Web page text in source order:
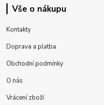
Vše o nákupu
Kontakty
Doprava a platba
Obchodní podmínky
O nás
Vrácení zboží